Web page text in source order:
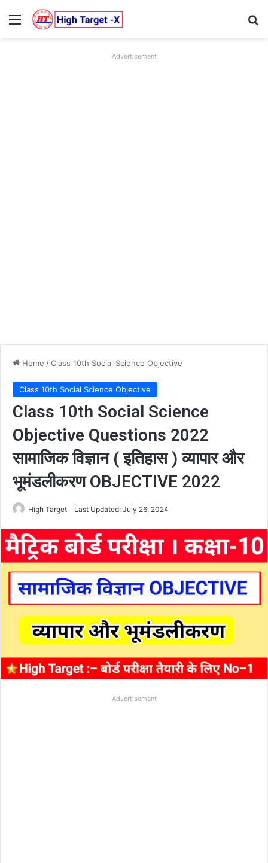
Menu
Advertisement
Home /Class 10th Social Science Objective
Class 10th Social Science Objective
Class 10th Social Science
Objective Questions 2022
सामाजिक विज्ञान ( इतिहास ) व्यापार और
भूमंडलीकरण OBJECTIVE 2022
High Target Last Updated: July 26, 2024
Advertisement